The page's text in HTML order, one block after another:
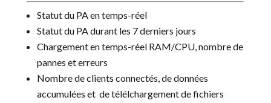
Statut du PA en temps-réel
Statut du PA durant les 7 derniers jours
Chargement en temps-réel RAM/CPU, nombre de
pannes et erreurs
Nombre de clients connectés, de données
accumulées et de télélchargement de fichiers